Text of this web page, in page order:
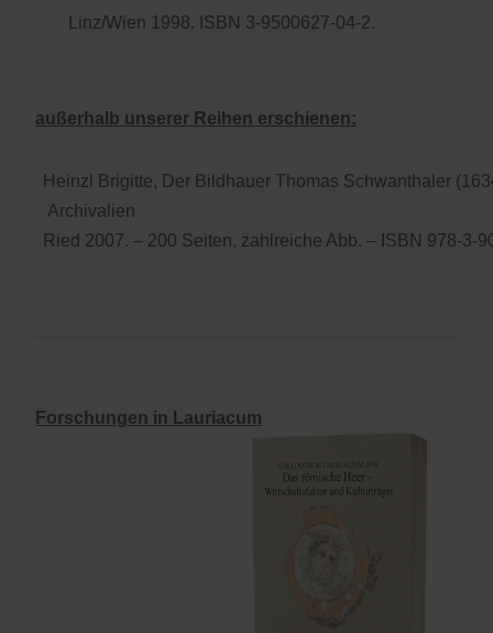
Linz/Wien 1998. ISBN 3-9500627-04-2.
außerhalb unserer Reihen erschienen:
Heinzl Brigitte, Der Bildhauer Thomas Schwanthaler
Archivalien
Ried 2007. – 200 Seiten, zahlreiche Abb. – ISBN 978-3-
Forschungen in Lauriacum